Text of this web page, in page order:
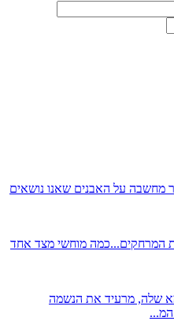
מחשבה על האבנים שאנו נושאים
המרחקים...כמה מוחשי מצד אחד
שלה, מרעיד את הנשמה